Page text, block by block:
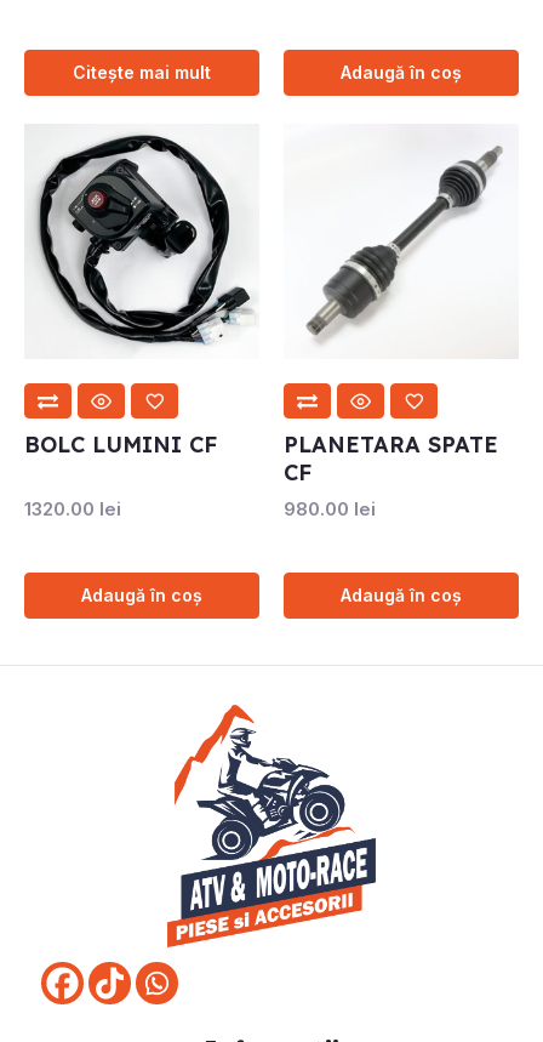
Citește mai mult Adaugă în coș
BOLC LUMINI CF
1320.00 lei
Adaugă în coș
PLANETARA SPATE
CF
980.00 lei
Adaugă în coș